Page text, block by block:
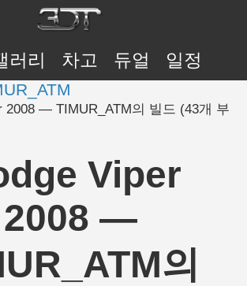
러리 차고 듀얼 일정
2008 — TIMUR_ATM의 빌드 (43개 부
Viper
2008 —
의